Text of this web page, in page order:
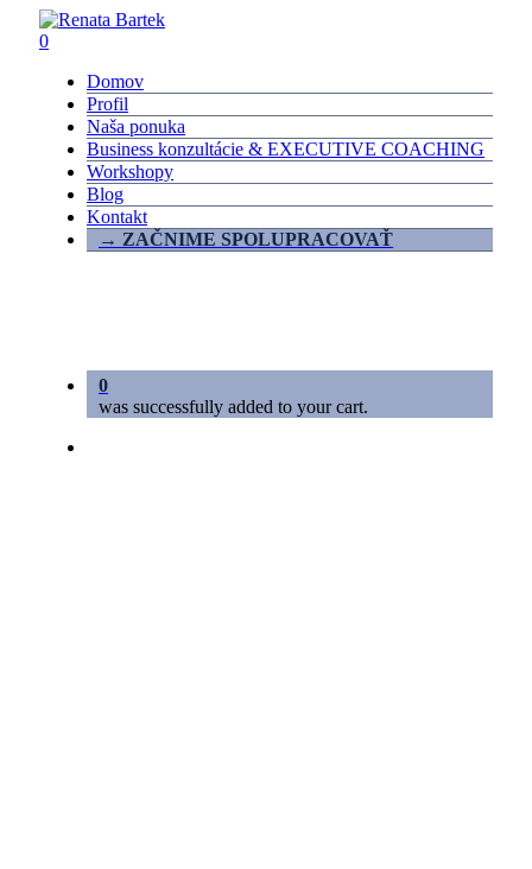
Skip
0
Domov
Profil
Naša ponuka
Business konzultácie & EXECUTIVE COACHING
Workshopy
Blog
Kontakt
→ ZAČNIME SPOLUPRACOVAŤ
0
was successfully added to your cart.